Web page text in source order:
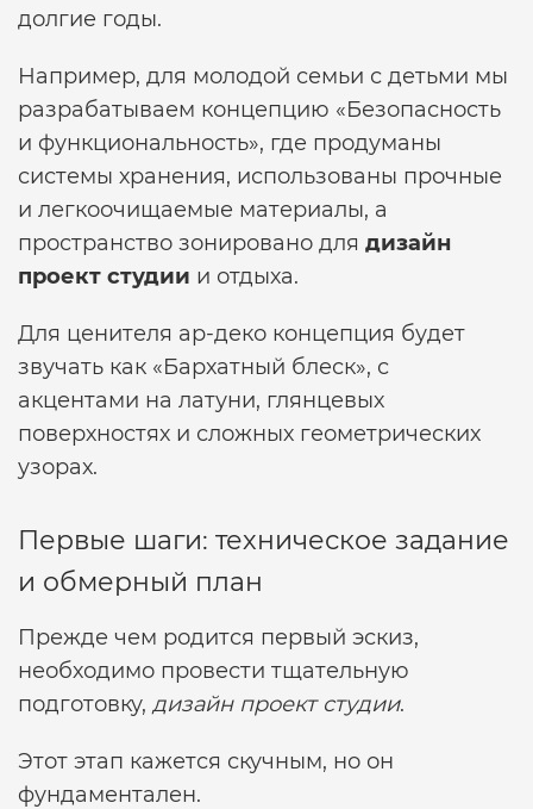
долгие годы.
Например, для молодой семьи с детьми мы
разрабатываем концепцию «Безопасность
и функциональность», где продуманы
системы хранения, использованы прочные
и легкоочищаемые материалы, а
пространство зонировано для дизайн
проект студии и отдыха.
Для ценителя ар-деко концепция будет
звучать как «Бархатный блеск», с
акцентами на латуни, глянцевых
поверхностях и сложных геометрических
узорах.
Первые шаги: техническое задание
и обмерный план
Прежде чем родится первый эскиз,
необходимо провести тщательную
подготовку, дизайн проект студии.
Этот этап кажется скучным, но он
фундаментален.